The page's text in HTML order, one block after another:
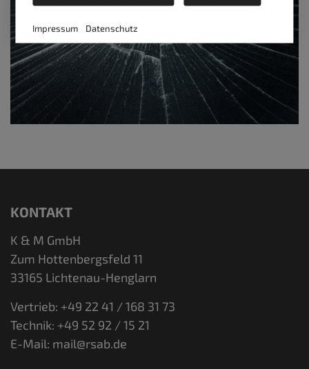
Impressum Datenschutz
KONTAKT
K & M GmbH
Zum Hottenbergsfeld 11
33165 Lichtenau-Henglarn
Vertrieb: +49 22 41 / 168 31 73
Technik: +49 52 92 / 15 21
E-Mail: mail@rsab.de